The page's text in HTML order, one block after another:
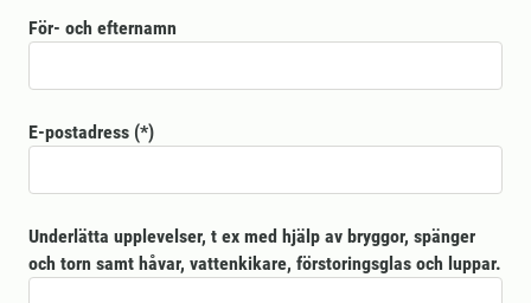
För- och efternamn
E-postadress
Underlätta upplevelser, t ex med hjälp av bryggor, spänger
och torn samt håvar, vattenkikare, förstoringsglas och luppar.